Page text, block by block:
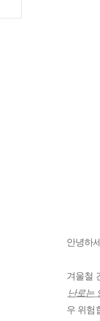
안녕하
겨울철
난로는
우 위험